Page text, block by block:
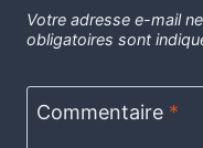
Votre adresse e-mail
obligatoires sont
Commentaire *